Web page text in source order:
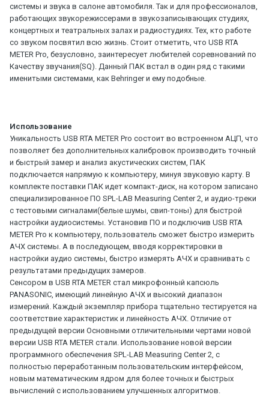
системы и звука в салоне автомобиля. Так и для профессионалов,
работающих звукорежиссерами в звукозаписывающих студиях,
концертных и театральных залах и радиостудиях. Тех, кто работе
со звуком посвятил всю жизнь. Стоит отметить, что USB RTA
METER Pro, безусловно, заинтересует любителей соревнований по
Качеству звучания(SQ). Данный ПАК встал в один ряд с такими
именитыми системами, как Behringer и ему подобные.
Использование
Уникальность USB RTA METER Pro состоит во встроенном АЦП, что
позволяет без дополнительных калибровок производить точный
и быстрый замер и анализ акустических систем, ПАК
подключается напрямую к компьютеру, минуя звуковую карту. В
комплекте поставки ПАК идет компакт-диск, на котором записано
специализированное ПО SPL-LAB Measuring Center 2, и аудио-треки
с тестовыми сигналами(белые шумы, свип-тоны) для быстрой
настройки аудиосистемы. Установив ПО и подключив USB RTA
METER Pro к компьютеру, пользователь сможет быстро измерить
АЧХ системы. А в последующем, вводя корректировки в
настройки аудио системы, быстро измерять АЧХ и сравнивать с
результатами предыдущих замеров.
Сенсором в USB RTA METER стал микрофонный капсюль
PANASONIC, имеющий линейную АЧХ и высокий диапазон
измерений. Каждый экземпляр прибора тщательно тестируется на
соответствие характеристик и линейность АЧХ. Отличие от
предыдущей версии Основными отличительными чертами новой
версии USB RTA METER стали. Использование новой версии
программного обеспечения SPL-LAB Measuring Center 2, с
полностью переработанным пользовательским интерфейсом,
новым математическим ядром для более точных и быстрых
вычислений с использованием улучшенных алгоритмов.